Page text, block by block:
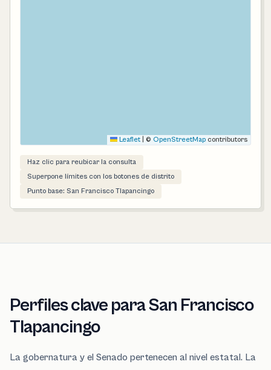
Leaflet © OpenStreetMap contributors
Haz clic para reubicar la consulta
Superpone límites con los botones de distrito
Punto base: San Francisco Tlapancingo
Perfiles clave para San Francisco
Tlapancingo
La gobernatura y el Senado pertenecen al nivel estatal. La